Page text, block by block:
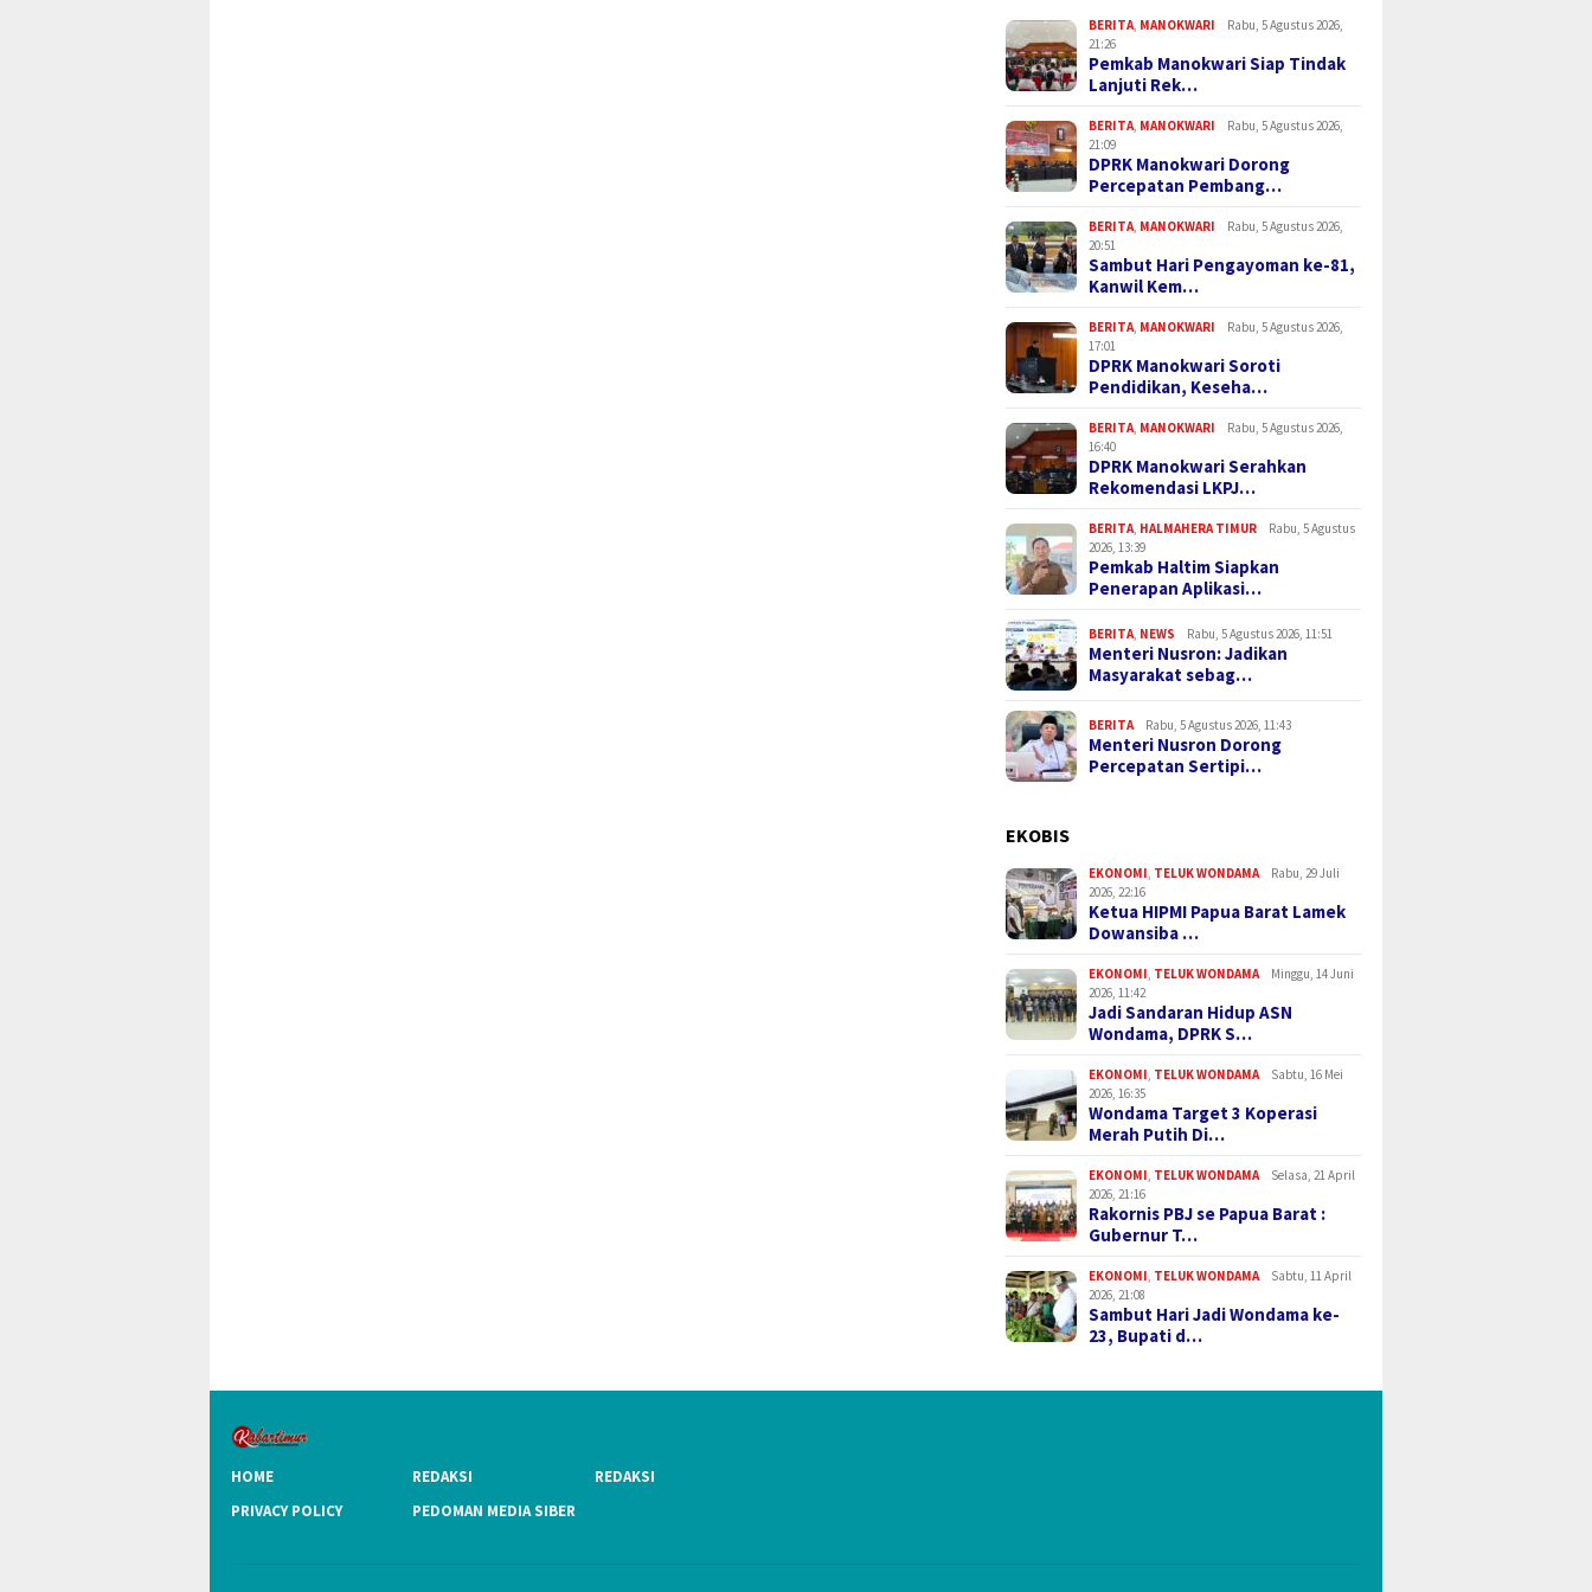
BERITA MANOKWARI
Rabu, 5 Agustus 2026,
21:26
Pemkab Manokwari Siap Tindak
Lanjuti Rek…
BERITA MANOKWARI
Rabu, 5 Agustus 2026,
21:09
DPRK Manokwari Dorong
Percepatan Pembang…
BERITA MANOKWARI
Rabu, 5 Agustus 2026,
20:51
Sambut Hari Pengayoman ke-81,
Kanwil Kem…
BERITA MANOKWARI
Rabu, 5 Agustus 2026,
17:01
DPRK Manokwari Soroti
Pendidikan, Keseha…
BERITA MANOKWARI
Rabu, 5 Agustus 2026,
16:40
DPRK Manokwari Serahkan
Rekomendasi LKPJ…
BERITA HALMAHERA TIMUR
Rabu, 5 Agustus
2026, 13:39
Pemkab Haltim Siapkan
Penerapan Aplikasi…
BERITA NEWS Rabu, 5 Agustus 2026, 11:51
Menteri Nusron: Jadikan
Masyarakat sebag…
BERITA Rabu, 5 Agustus 2026, 11:43
Menteri Nusron Dorong
Percepatan Sertipi…
EKOBIS
EKONOMI TELUK WONDAMA
Rabu, 29 Juli
2026, 22:16
Ketua HIPMI Papua Barat Lamek
Dowansiba …
EKONOMI TELUK WONDAMA
Minggu, 14 Juni
2026, 11:42
Jadi Sandaran Hidup ASN
Wondama, DPRK S…
EKONOMI TELUK WONDAMA
Sabtu, 16 Mei
2026, 16:35
Wondama Target 3 Koperasi
Merah Putih Di…
EKONOMI TELUK WONDAMA
Selasa, 21 April
2026, 21:16
Rakornis PBJ se Papua Barat :
Gubernur T…
EKONOMI TELUK WONDAMA
Sabtu, 11 April
2026, 21:08
Sambut Hari Jadi Wondama ke-
23, Bupati d…
HOME REDAKSI
REDAKSI
PRIVACY POLICY
PEDOMAN MEDIA SIBER